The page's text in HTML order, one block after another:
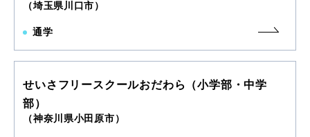
（埼玉県川口市）
通学
せいさフリースクールおだわら（小学部・中学
部）
（神奈川県小田原市）